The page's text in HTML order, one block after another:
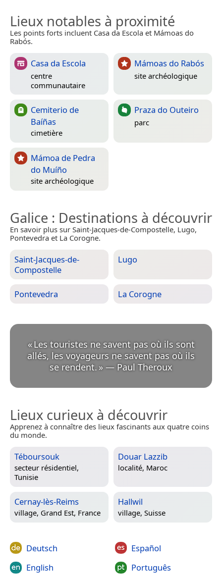
Lieux notables à proximité
Les points forts incluent Casa da Escola et Mámoas do
Rabós.
Casa da Escola
centre
communautaire
Mámoas do Rabós
site archéologique
Cemiterio de
Baíñas
cimetière
Praza do Outeiro
parc
Mámoa de Pedra
do Muíño
site archéologique
Galice : Destinations à découvrir
En savoir plus sur Saint-Jacques-de-Compostelle, Lugo,
Pontevedra et La Corogne.
Saint-Jacques-de-
Compostelle
Lugo
Pontevedra La Corogne
«Les touristes ne savent pas où ils sont
allés, les voyageurs ne savent pas où ils
se rendent. » — Paul Theroux
Lieux curieux à découvrir
Apprenez à connaître des lieux fascinants aux quatre coins
du monde.
Téboursouk
secteur résidentiel,
Tunisie
Douar Lazzib
localité, Maroc
Cernay-lès-Reims
village, Grand Est, France
Hallwil
village, Suisse
Deutsch
English
Español
Português